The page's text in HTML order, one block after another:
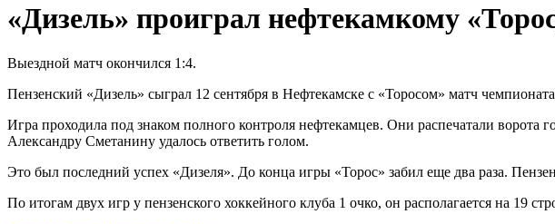
«Дизель» проиграл нефтекамкому
Выездной матч окончился 1:4.
Пензенский «Дизель» сыграл 12 сентября в Нефтекамске с «Торосом» матч
Игра проходила под знаком полного контроля нефтекамцев. Они распечатали ворота
Александру Сметанину удалось ответить голом.
Это был последний успех «Дизеля». До конца игры «Торос» забил еще два раза.
По итогам двух игр у пензенского хоккейного клуба 1 очко, он располагается на 19